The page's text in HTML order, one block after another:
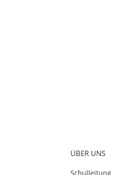
ÜBER UNS
Schulleitung